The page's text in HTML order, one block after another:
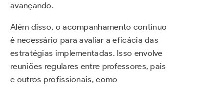
avançando.
Além disso, o acompanhamento contínuo
é necessário para avaliar a eficácia das
estratégias implementadas. Isso envolve
reuniões regulares entre professores, pais
e outros profissionais, como